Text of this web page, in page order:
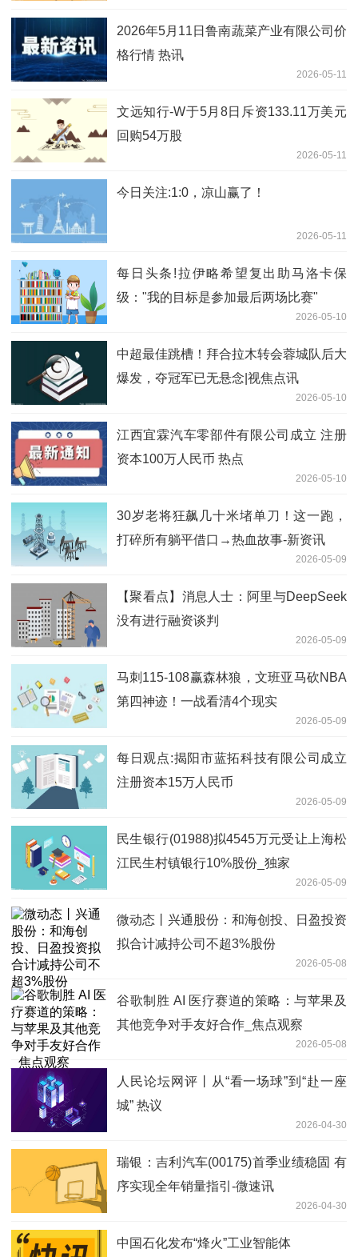
2026年5月11日鲁南蔬菜产业有限公司价
格行情 热讯
2026-05-11
文远知行-W于5月8日斥资133.11万美元
回购54万股
2026-05-11
今日关注:1:0，凉山赢了！
2026-05-11
每日头条!拉伊略希望复出助马洛卡保
级："我的目标是参加最后两场比赛"
2026-05-10
中超最佳跳槽！拜合拉木转会蓉城队后大
爆发，夺冠军已无悬念|视焦点讯
2026-05-10
江西宜霖汽车零部件有限公司成立 注册
资本100万人民币 热点
2026-05-10
30岁老将狂飙几十米堵单刀！这一跑，
打碎所有躺平借口→热血故事-新资讯
2026-05-09
【聚看点】消息人士：阿里与DeepSeek
没有进行融资谈判
2026-05-09
马刺115-108赢森林狼，文班亚马砍NBA
第四神迹！一战看清4个现实
2026-05-09
每日观点:揭阳市蓝拓科技有限公司成立
注册资本15万人民币
2026-05-09
民生银行(01988)拟4545万元受让上海松
江民生村镇银行10%股份_独家
2026-05-09
微动态丨兴通股份：和海创投、日盈投资
拟合计减持公司不超3%股份
2026-05-08
谷歌制胜 AI 医疗赛道的策略：与苹果及
其他竞争对手友好合作_焦点观察
2026-05-08
人民论坛网评丨从“看一场球”到“赴一座
城” 热议
2026-04-30
瑞银：吉利汽车(00175)首季业绩稳固 有
序实现全年销量指引-微速讯
2026-04-30
中国石化发布“烽火”工业智能体